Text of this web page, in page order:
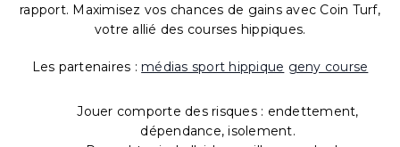
rapport. Maximisez vos chances de gains avec Coin Turf,
votre allié des courses hippiques.
Les partenaires : médias sport hippique geny course
Jouer comporte des risques : endettement,
dépendance, isolement.